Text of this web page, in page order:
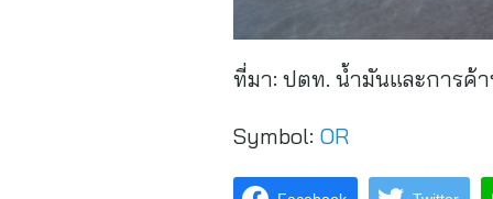
ที่มา: ปตท. น้ำมันและการค้
Symbol: OR